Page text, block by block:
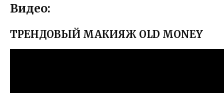
Видео:
ТРЕНДОВЫЙ МАКИЯЖ OLD MONEY